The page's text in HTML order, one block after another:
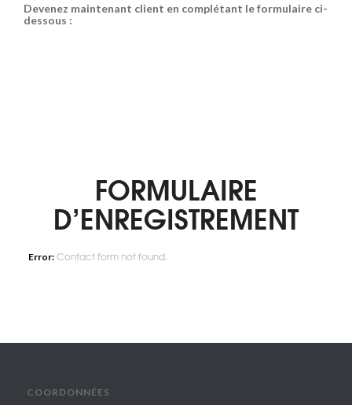
Devenez maintenant client en complétant le formulaire ci-
dessous :
FORMULAIRE
D’ENREGISTREMENT
Error:Contact form not found.
COORDONNÉES